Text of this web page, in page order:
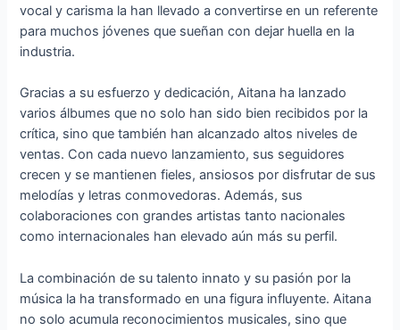
vocal y carisma la han llevado a convertirse en un referente
para muchos jóvenes que sueñan con dejar huella en la
industria.
Gracias a su esfuerzo y dedicación, Aitana ha lanzado
varios álbumes que no solo han sido bien recibidos por la
crítica, sino que también han alcanzado altos niveles de
ventas. Con cada nuevo lanzamiento, sus seguidores
crecen y se mantienen fieles, ansiosos por disfrutar de sus
melodías y letras conmovedoras. Además, sus
colaboraciones con grandes artistas tanto nacionales
como internacionales han elevado aún más su perfil.
La combinación de su talento innato y su pasión por la
música la ha transformado en una figura influyente. Aitana
no solo acumula reconocimientos musicales, sino que